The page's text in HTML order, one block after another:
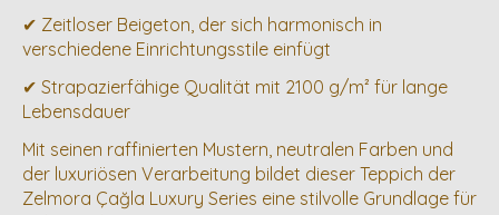
✔ Zeitloser Beigeton, der sich harmonisch in
verschiedene Einrichtungsstile einfügt
✔ Strapazierfähige Qualität mit 2100 g/m² für lange
Lebensdauer
Mit seinen raffinierten Mustern, neutralen Farben und
der luxuriösen Verarbeitung bildet dieser Teppich der
Zelmora Çağla Luxury Series eine stilvolle Grundlage für